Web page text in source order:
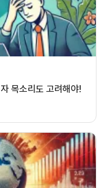
목소리도 고려해야!